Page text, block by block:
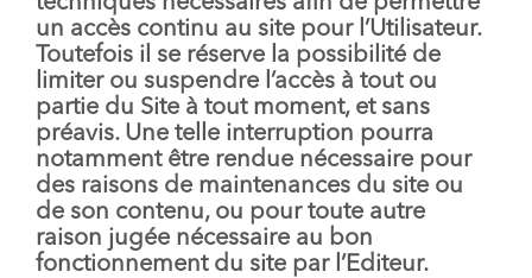
un accès continu au site pour l’Utilisateur.
Toutefois il se réserve la possibilité de
limiter ou suspendre l’accès à tout ou
partie du Site à tout moment, et sans
préavis. Une telle interruption pourra
notamment être rendue nécessaire pour
des raisons de maintenances du site ou
de son contenu, ou pour toute autre
raison jugée nécessaire au bon
fonctionnement du site par l’Editeur.